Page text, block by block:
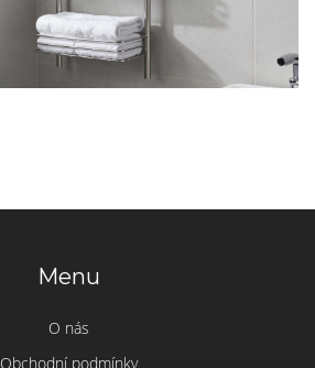
Menu
O nás
Obchodní podmínky